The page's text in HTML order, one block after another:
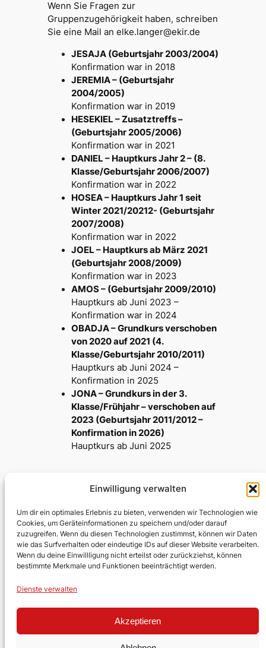
Einwilligung verwalten
Um dir ein optimales Erlebnis zu bieten, verwenden wir Technologien wie
Cookies, um Geräteinformationen zu speichern und/oder darauf
zuzugreifen. Wenn du diesen Technologien zustimmst, können wir Daten
wie das Surfverhalten oder eindeutige IDs auf dieser Website verarbeiten.
Wenn du deine Einwillligung nicht erteilst oder zurückziehst, können
bestimmte Merkmale und Funktionen beeinträchtigt werden.
Dienste verwalten
Akzeptieren
Wenn Sie Fragen zur
Gruppenzugehörigkeit haben, schreiben
Sie eine Mail an elke.langer@ekir.de
JESAJA (Geburtsjahr 2003/2004)
Konfirmation war in 2018
JEREMIA – (Geburtsjahr
2004/2005)
Konfirmation war in 2019
HESEKIEL – Zusatztreffs –
(Geburtsjahr 2005/2006)
Konfirmation war in 2021
DANIEL – Hauptkurs Jahr 2 – (8.
Klasse/Geburtsjahr 2006/2007)
Konfirmation war in 2022
HOSEA – Hauptkurs Jahr 1 seit
Winter 2021/20212- (Geburtsjahr
2007/2008)
Konfirmation war in 2022
JOEL – Hauptkurs ab März 2021
(Geburtsjahr 2008/2009)
Konfirmation war in 2023
AMOS – (Geburtsjahr 2009/2010)
Hauptkurs ab Juni 2023 –
Konfirmation war in 2024
OBADJA – Grundkurs verschoben
von 2020 auf 2021 (4.
Klasse/Geburtsjahr 2010/2011)
Hauptkurs ab Juni 2024 –
Konfirmation in 2025
JONA – Grundkurs in der 3.
Klasse/Frühjahr – verschoben auf
2023 (Geburtsjahr 2011/2012 –
Konfirmation in 2026)
Hauptkurs ab Juni 2025
Testumgebung Kirche
Evangelische Kirchengemeinde
Lobberich/Hinsbeck
Über uns
Kontakt
Ehrenamt
Datenschutz
Facebook